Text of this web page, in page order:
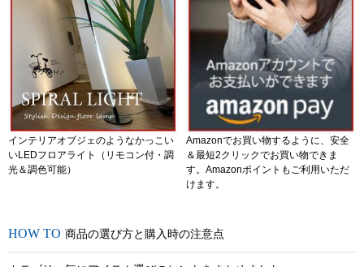
インテリアオブジェのようなかっこい
いLEDフロアライト（リモコン付・調
光＆調色可能）
Amazonでお買い物するように、安全
＆最短2クリックでお買い物できま
す。Amazonポイントもご利用いただ
けます。
商品の選び方と購入時の注意点